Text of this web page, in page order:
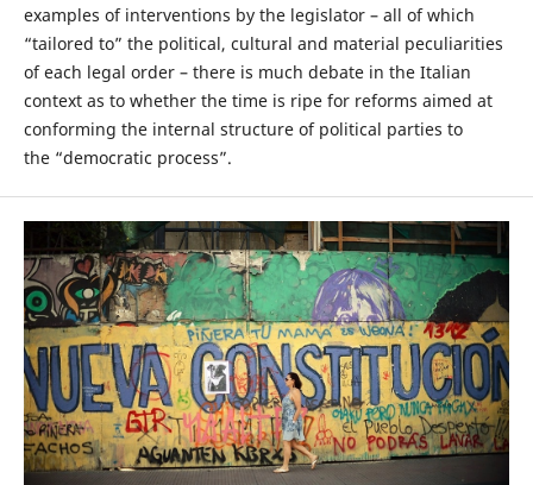
examples of interventions by the legislator – all of which
“tailored to” the political, cultural and material peculiarities
of each legal order – there is much debate in the Italian
context as to whether the time is ripe for reforms aimed at
conforming the internal structure of political parties to
the “democratic process”.